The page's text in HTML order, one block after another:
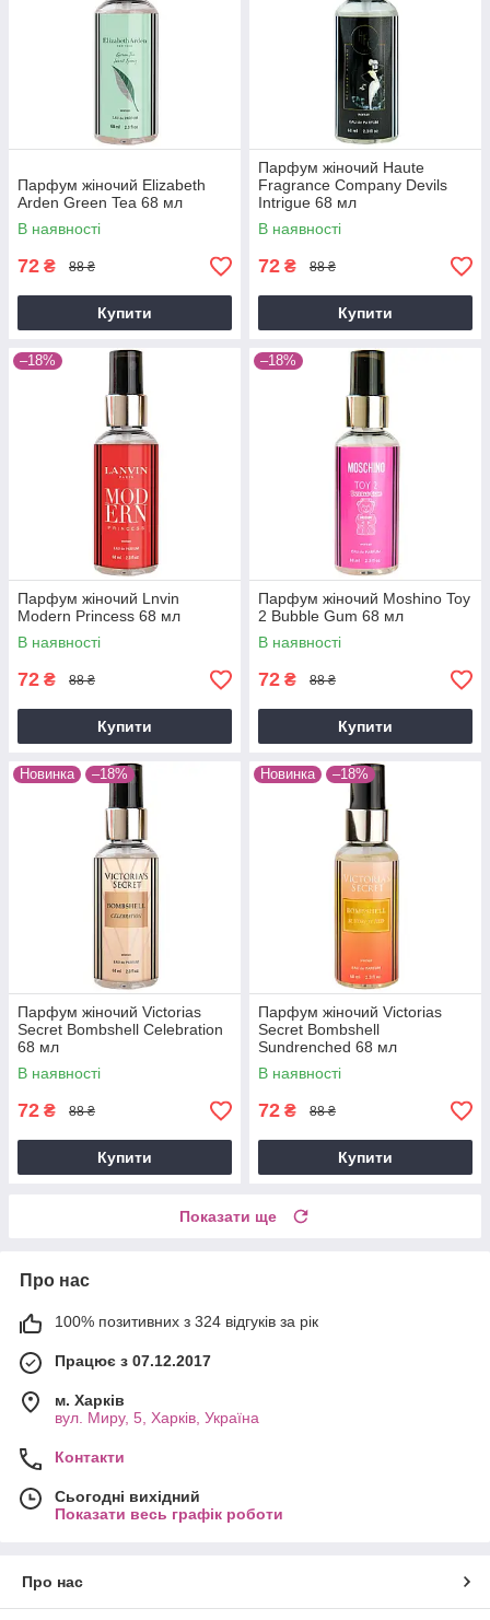
Парфум жіночий Elizabeth
Arden Green Tea 68 мл
В наявності
72 ₴ 88 ₴
Купити
Парфум жіночий Haute
Fragrance Company Devils
Intrigue 68 мл
В наявності
72 ₴ 88 ₴
Купити
–18%
Парфум жіночий Lnvin
Modern Princess 68 мл
В наявності
72 ₴ 88 ₴
Купити
–18%
Парфум жіночий Moshino Toy
2 Bubble Gum 68 мл
В наявності
72 ₴ 88 ₴
Купити
Новинка –18%
Парфум жіночий Victorias
Secret Bombshell Celebration
68 мл
В наявності
72 ₴ 88 ₴
Купити
Новинка –18%
Парфум жіночий Victorias
Secret Bombshell
Sundrenched 68 мл
В наявності
72 ₴ 88 ₴
Купити
Показати ще
Про нас
100% позитивних з 324 відгуків за рік
Працює з 07.12.2017
м. Харків
вул. Миру, 5, Харків, Україна
Контакти
Сьогодні вихідний
Показати весь графік роботи
Про нас